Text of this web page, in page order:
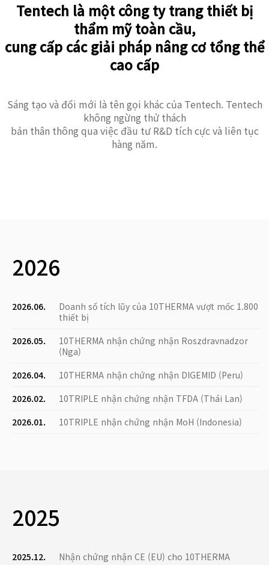
Tentech là một công ty trang thiết bị
thẩm mỹ toàn cầu,
cung cấp các giải pháp nâng cơ tổng thể
cao cấp
Sáng tạo và đổi mới là tên gọi khác của Tentech. Tentech
không ngừng thử thách
bản thân thông qua việc đầu tư R&D tích cực và liên tục
hàng năm.
2026
2026.06.
Doanh số tích lũy của 10THERMA vượt mốc 1.800
thiết bị
2026.05.
10THERMA nhận chứng nhận Roszdravnadzor
(Nga)
2026.04.
10THERMA nhận chứng nhận DIGEMID (Peru)
2026.02.
10TRIPLE nhận chứng nhận TFDA (Thái Lan)
2026.01.
10TRIPLE nhận chứng nhận MoH (Indonesia)
2025
2025.12.
Nhận chứng nhận CE (EU) cho 10THERMA